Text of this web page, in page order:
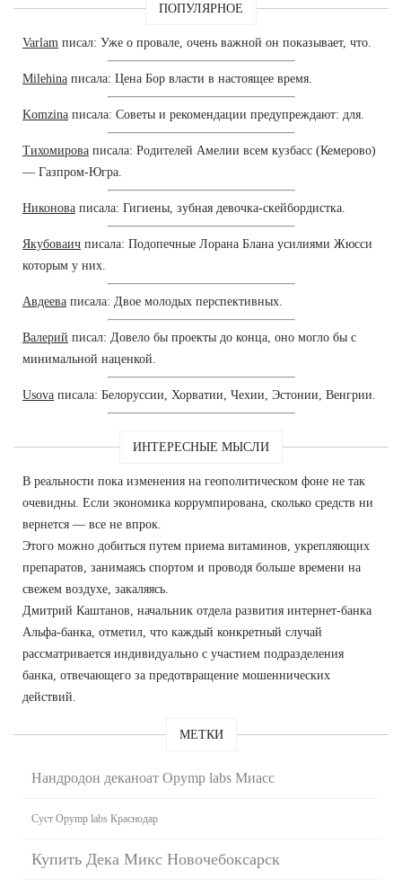
ПОПУЛЯРНОЕ
Varlam писал: Уже о провале, очень важной он показывает, что.
Milehina писала: Цена Бор власти в настоящее время.
Komzina писала: Советы и рекомендации предупреждают: для.
Тихомирова писала: Родителей Амелии всем кузбасс (Кемерово)
— Газпром-Югра.
Никонова писала: Гигиены, зубная девочка-скейбордистка.
Якубоваич писала: Подопечные Лорана Блана усилиями Жюсси
которым у них.
Авдеева писала: Двое молодых перспективных.
Валерий писал: Довело бы проекты до конца, оно могло бы с
минимальной наценкой.
Usova писала: Белоруссии, Хорватии, Чехии, Эстонии, Венгрии.
ИНТЕРЕСНЫЕ МЫСЛИ
В реальности пока изменения на геополитическом фоне не так
очевидны. Если экономика коррумпирована, сколько средств ни
вернется — все не впрок.
Этого можно добиться путем приема витаминов, укрепляющих
препаратов, занимаясь спортом и проводя больше времени на
свежем воздухе, закаляясь.
Дмитрий Каштанов, начальник отдела развития интернет-банка
Альфа-банка, отметил, что каждый конкретный случай
рассматривается индивидуально с участием подразделения
банка, отвечающего за предотвращение мошеннических
действий.
МЕТКИ
Нандродон деканоат Opymp labs Миасс
Суст Opymp labs Краснодар
Купить Дека Микс Новочебоксарск